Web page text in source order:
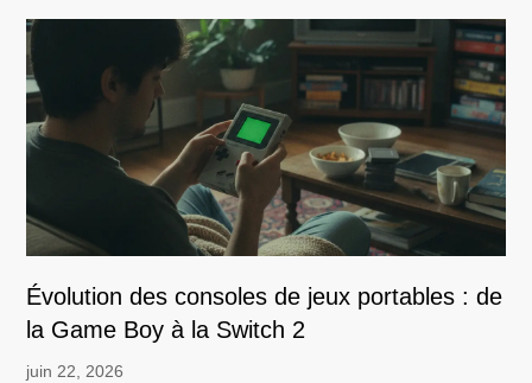
Évolution des consoles de jeux portables : de
la Game Boy à la Switch 2
juin 22, 2026